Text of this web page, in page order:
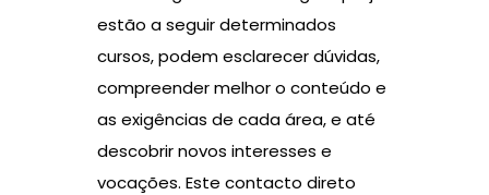
estão a seguir determinados
cursos, podem esclarecer dúvidas,
compreender melhor o conteúdo e
as exigências de cada área, e até
descobrir novos interesses e
vocações. Este contacto direto